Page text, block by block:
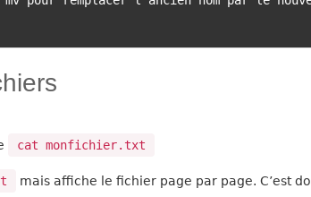
cat monfichier.txt
mais affiche le fichier page par page. C’est